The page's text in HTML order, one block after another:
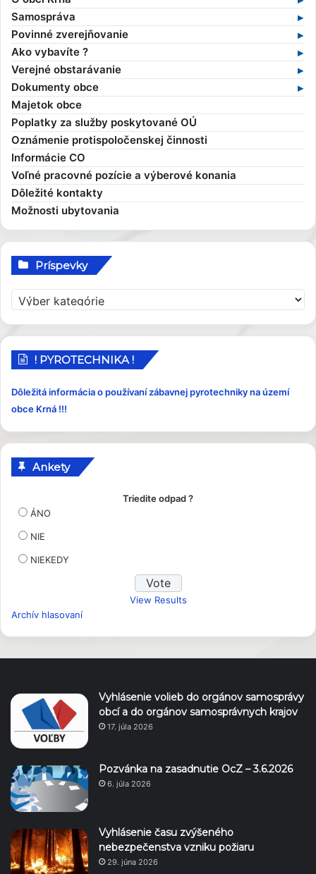
Základné informácie
Profil obce
História obce
Obecné symboly
Kultúra
Zaujímavosti
Samospráva
Samospráva v súčasnosti
Obecný úrad
Starosta obce
Zamestnanci obce
Hlavný kontrolór
Obecní poslanci a komisie
Zasadnutia OcZ
Povinné zverejňovanie
Zmluvy
Faktúry
Objednávky
Ako vybavíte ?
Stavebný poriadok
Výruby drevín
Dane a poplatky
Evidencia obyvateľov
Overovanie dokumentov
Sťažnosti a žiadosti
Sociálna pomoc
Elektronické služby
Verejné obstarávanie
Verejné obstarávania
Profil verejného obstarávateľa
Dokumenty obce
Kompetencie obce
Všeobecné záväzné nariadenia
Ekonomické dokumenty
Rozpočet obce
Rozvojové dokumenty
Smernice
Majetok obce
Poplatky za služby poskytované OÚ
Oznámenie protispoločenskej činnosti
Informácie CO
Voľné pracovné pozície a výberové konania
Dôležité kontakty
Možnosti ubytovania
Príspevky
r
í
e
y
! PYROTECHNIKA !
Dôležitá informácia o používaní zábavnej pyrotechniky na území
obce Krná !!!
Ankety
Triedite odpad ?
ÁNO
NIE
NIEKEDY
View Results
Archív hlasovaní
Vyhlásenie volieb do orgánov samosprávy
obcí a do orgánov samosprávnych krajov
17. júla 2026
Pozvánka na zasadnutie OcZ – 3.6.2026
6. júla 2026
Vyhlásenie času zvýšeného
nebezpečenstva vzniku požiaru
29. júna 2026